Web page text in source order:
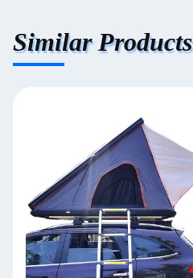
Similar Products